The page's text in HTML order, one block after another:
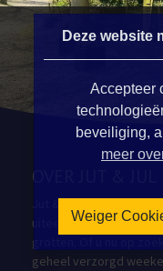
OVER JUT & JUL
Jut & Jul Produkties
uiteenlopende
grotten. Of u nu op
geheel verzorgd
Deze website
Accepteer
beveiliging,
meer
Weiger